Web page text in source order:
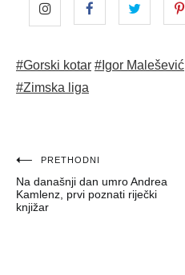
#Gorski kotar #Igor Malešević
#Zimska liga
Navigacija
objava
PRETHODNI
Na današnji dan umro Andrea
Kamlenz, prvi poznati riječki
knjižar